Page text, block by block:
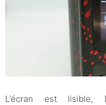
L’écran est lisible,